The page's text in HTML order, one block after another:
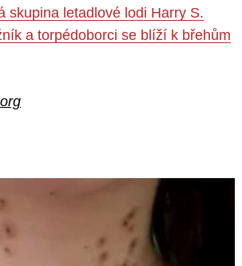
skupina letadlové lodi Harry S.
a torpédoborci se blíží k břehům